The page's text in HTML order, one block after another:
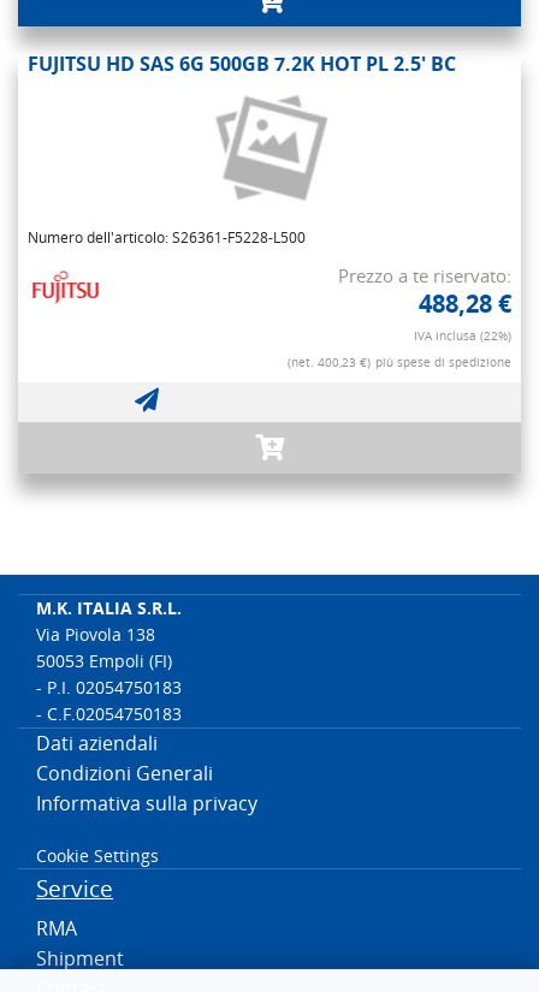
FUJITSU HD SAS 6G 500GB 7.2K HOT PL 2.5' BC
Numero dell'articolo: S26361-F5228-L500
Prezzo a te riservato:
488,28 €
IVA inclusa (22%)
(net. 400,23 €) più spese di spedizione
M.K. ITALIA S.R.L.
Via Piovola 138
50053 Empoli (FI)
- P.I. 02054750183
- C.F.02054750183
Dati aziendali
Condizioni Generali
Informativa sulla privacy
Cookie Settings
Service
RMA
Shipment